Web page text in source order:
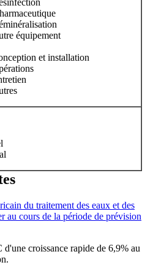
équipement
et installation
du traitement des eaux et des
au cours de la période de prévision
croissance rapide de 6,9% au